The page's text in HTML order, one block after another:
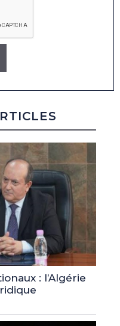
: l’Algérie